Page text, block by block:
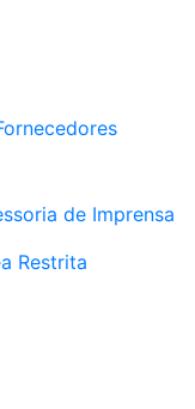
de Imprensa
Restrita